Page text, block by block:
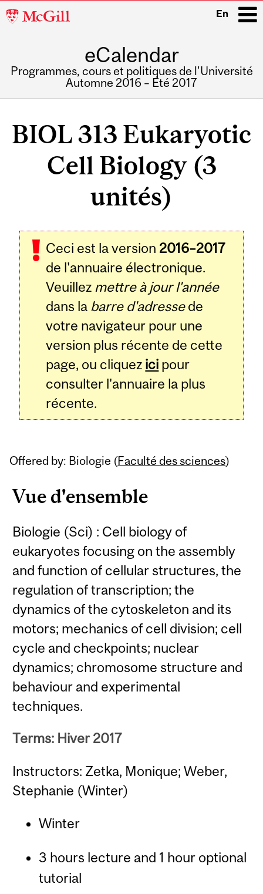
McGill
En
eCalendar
Programmes, cours et politiques de l'Université
Automne 2016 – Été 2017
BIOL 313 Eukaryotic
Cell Biology (3
unités)
Ceci est la version 2016–2017
de l'annuaire électronique.
Veuillez mettre à jour l'année
dans la barre d'adressede
votre navigateur pour une
version plus récente de cette
page, ou cliquez ici pour
consulter l'annuaire la plus
récente.
Offered by: Biologie (Faculté des sciences)
Vue d'ensemble
Biologie (Sci) : Cell biology of
eukaryotes focusing on the assembly
and function of cellular structures, the
regulation of transcription; the
dynamics of the cytoskeleton and its
motors; mechanics of cell division; cell
cycle and checkpoints; nuclear
dynamics; chromosome structure and
behaviour and experimental
techniques.
Terms: Hiver 2017
Instructors: Zetka, Monique; Weber,
Stephanie (Winter)
Winter
3 hours lecture and 1 hour optional
tutorial